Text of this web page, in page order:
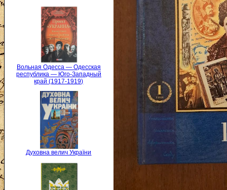
Вольная Одесса — Одесская
республика — Юго-Западный
край (1917-1919)
Духовна велич України